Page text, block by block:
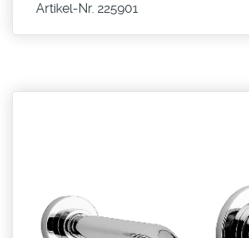
Artikel-Nr. 225901